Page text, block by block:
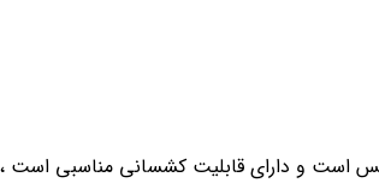
و دارای قابلیت کشسانی مناسبی است